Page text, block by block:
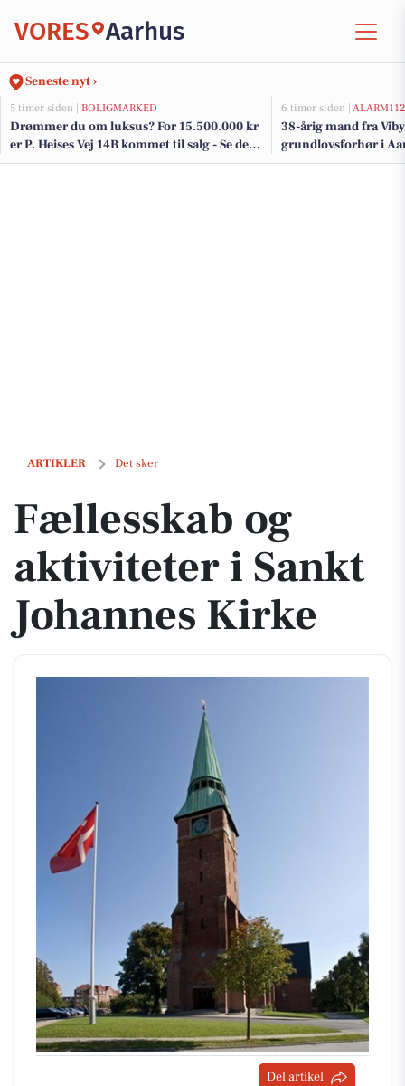
VORES Aarhus
Seneste nyt ›
5 timer siden | BOLIGMARKED
Drømmer du om luksus? For 15.500.000 kr
er P. Heises Vej 14B kommet til salg - Se den
og de dyreste boliger til salg her
6 timer siden | ALARM112
38-årig mand fra
grundlovsforhør i
ARTIKLER Det sker
Fællesskab og aktiviteter i Sankt Johannes Kirke
Fællesskab og
aktiviteter i Sankt
Johannes Kirke
Del artikel